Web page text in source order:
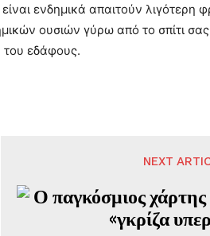
ενδημικά απαιτούν
ουσιών γύρω από το σπίτι
του εδάφους.
NEXT